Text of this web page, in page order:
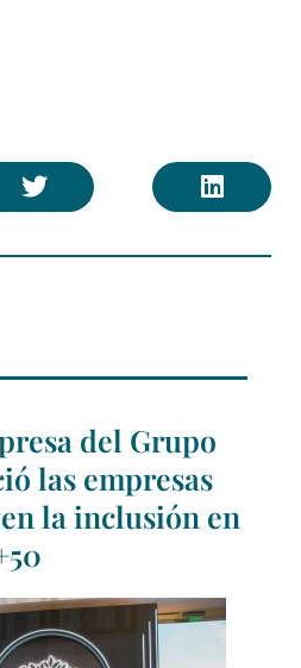
del Grupo
las empresas
la inclusión en